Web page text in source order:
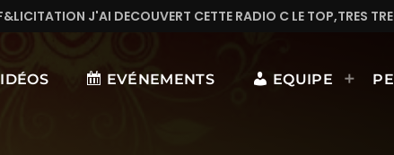
CETTE RADIO C LE TOP,TRES TREES BONNE MUSIQUE EN
EVÉNEMENTS EQUIPE